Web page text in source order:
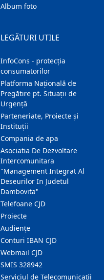
Album foto
LEGĂTURI UTILE
InfoCons - protecția
consumatorilor
Platforma Națională de
Pregătire pt. Situații de
Urgență
Parteneriate, Proiecte și
Instituții
Compania de apa
Asociatia De Dezvoltare
Intercomunitara
"Management Integrat Al
Deseurilor In Judetul
Dambovita"
Telefoane CJD
Proiecte
Audienţe
Conturi IBAN CJD
Webmail CJD
SMIS 328942
Serviciul de Telecomunicații